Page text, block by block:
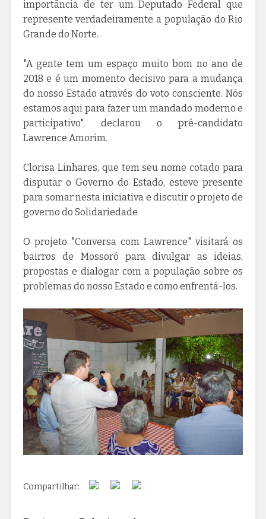
importância de ter um Deputado Federal que
represente verdadeiramente a população do Rio
Grande do Norte.
"A gente tem um espaço muito bom no ano de
2018 e é um momento decisivo para a mudança
do nosso Estado através do voto consciente. Nós
estamos aqui para fazer um mandado moderno e
participativo", declarou o pré-candidato
Lawrence Amorim.
Clorisa Linhares, que tem seu nome cotado para
disputar o Governo do Estado, esteve presente
para somar nesta iniciativa e discutir o projeto de
governo do Solidariedade
O projeto "Conversa com Lawrence" visitará os
bairros de Mossoró para divulgar as ideias,
propostas e dialogar com a população sobre os
problemas do nosso Estado e como enfrentá-los.
Compartilhar: